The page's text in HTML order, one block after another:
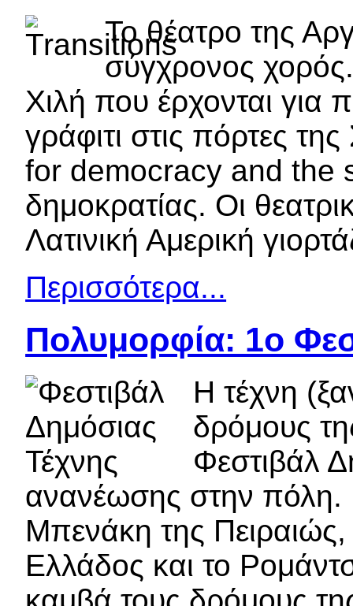
Το θέατρο της
σύγχρονος
Χιλή που έρχονται
γράφιτι στις πόρτες
for democracy and the
δημοκρατίας. Οι
Λατινική Αμερική
Περισσότερα...
Πολυμορφία: 1o
Η τέχνη
δρόμους
Φεστιβάλ
ανανέωσης στην πόλη.
Μπενάκη της Πειραιώς,
Ελλάδος και το